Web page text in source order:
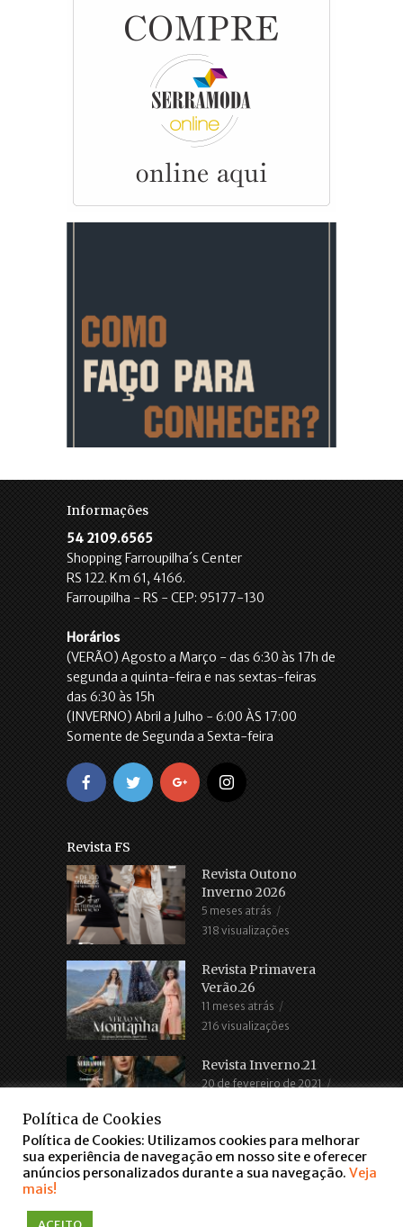
Informações
54 2109.6565
Shopping Farroupilha´s Center
RS 122. Km 61, 4166.
Farroupilha - RS - CEP: 95177-130
Horários
(VERÃO) Agosto a Março - das 6:30 às 17h de
segunda a quinta-feira e nas sextas-feiras
das 6:30 às 15h
(INVERNO) Abril a Julho - 6:00 ÀS 17:00
Somente de Segunda a Sexta-feira
Revista FS
Revista Outono
Inverno 2026
5 meses atrás
318 visualizações
Revista Primavera
Verão.26
11 meses atrás
216 visualizações
Revista Inverno.21
20 de fevereiro de 2021
COPYRIGHT © 2016. TODOS OS DIREITOS RESERVADOS
Política de Cookies
Política de Cookies: Utilizamos cookies para melhorar
sua experiência de navegação em nosso site e oferecer
anúncios personalizados durante a sua navegação. Veja
mais!